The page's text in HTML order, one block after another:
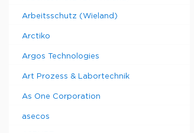
Arbeitsschutz (Wieland)
Arctiko
Argos Technologies
Art Prozess & Labortechnik
As One Corporation
asecos